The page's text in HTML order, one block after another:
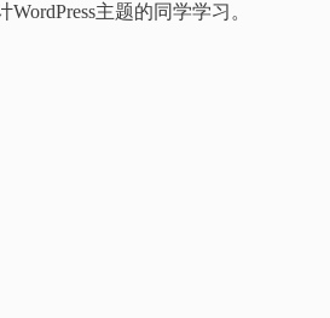
主题的同学学习。